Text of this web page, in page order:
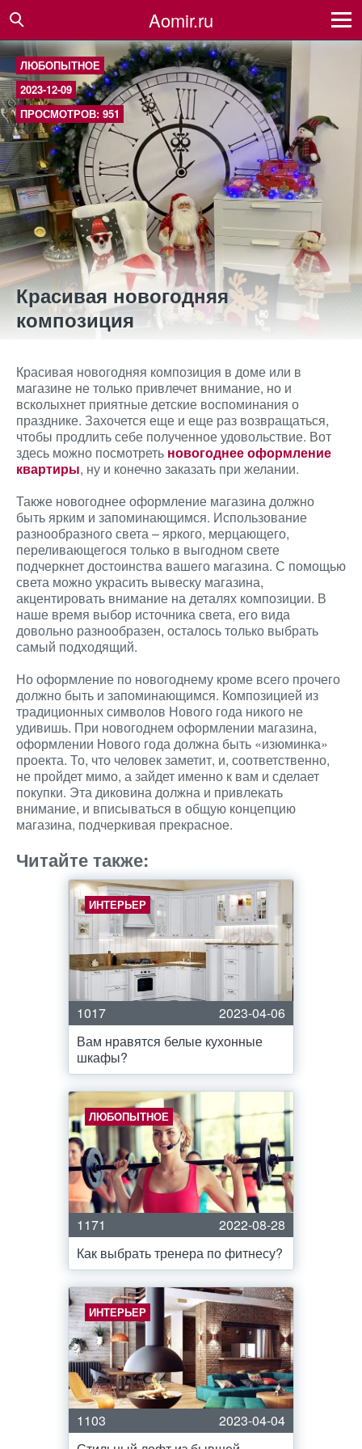
Aomir.ru
ЛЮБОПЫТНОЕ
2023-12-09
ПРОСМОТРОВ: 951
Красивая новогодняя
композиция
Красивая новогодняя композиция в доме или в
магазине не только привлечет внимание, но и
всколыхнет приятные детские воспоминания о
празднике. Захочется еще и еще раз возвращаться,
чтобы продлить себе полученное удовольствие. Вот
здесь можно посмотреть новогоднее оформление
квартиры, ну и конечно заказать при желании.
Также новогоднее оформление магазина должно
быть ярким и запоминающимся. Использование
разнообразного света – яркого, мерцающего,
переливающегося только в выгодном свете
подчеркнет достоинства вашего магазина. С помощью
света можно украсить вывеску магазина,
акцентировать внимание на деталях композиции. В
наше время выбор источника света, его вида
довольно разнообразен, осталось только выбрать
самый подходящий.
Но оформление по новогоднему кроме всего прочего
должно быть и запоминающимся. Композицией из
традиционных символов Нового года никого не
удивишь. При новогоднем оформлении магазина,
оформлении Нового года должна быть «изюминка»
проекта. То, что человек заметит, и, соответственно,
не пройдет мимо, а зайдет именно к вам и сделает
покупки. Эта диковина должна и привлекать
внимание, и вписываться в общую концепцию
магазина, подчеркивая прекрасное.
Читайте также:
ИНТЕРЬЕР
1017
2023-04-06
Вам нравятся белые кухонные
шкафы?
ЛЮБОПЫТНОЕ
1171
2022-08-28
Как выбрать тренера по фитнесу?
ИНТЕРЬЕР
1103
2023-04-04